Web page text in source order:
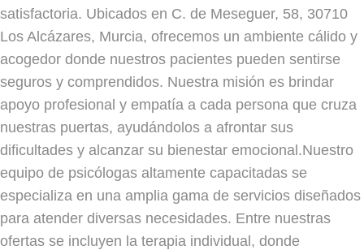
satisfactoria. Ubicados en C. de Meseguer, 58, 30710
Los Alcázares, Murcia, ofrecemos un ambiente cálido y
acogedor donde nuestros pacientes pueden sentirse
seguros y comprendidos. Nuestra misión es brindar
apoyo profesional y empatía a cada persona que cruza
nuestras puertas, ayudándolos a afrontar sus
dificultades y alcanzar su bienestar emocional.Nuestro
equipo de psicólogas altamente capacitadas se
especializa en una amplia gama de servicios diseñados
para atender diversas necesidades. Entre nuestras
ofertas se incluyen la terapia individual, donde